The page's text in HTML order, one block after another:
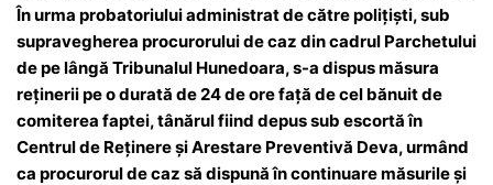
În urma probatoriului administrat de către poliţişti, sub
supravegherea procurorului de caz din cadrul Parchetului
de pe lângă Tribunalul Hunedoara, s-a dispus măsura
reţinerii pe o durată de 24 de ore faţă de cel bănuit de
comiterea faptei, tânărul fiind depus sub escortă în
Centrul de Reţinere şi Arestare Preventivă Deva, urmând
ca procurorul de caz să dispună în continuare măsurile şi